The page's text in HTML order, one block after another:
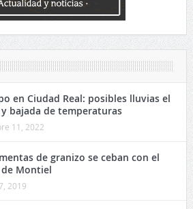
en Ciudad Real: posibles lluvias el
bajada de temperaturas
11, 2022
de granizo se ceban con el
Montiel
2019